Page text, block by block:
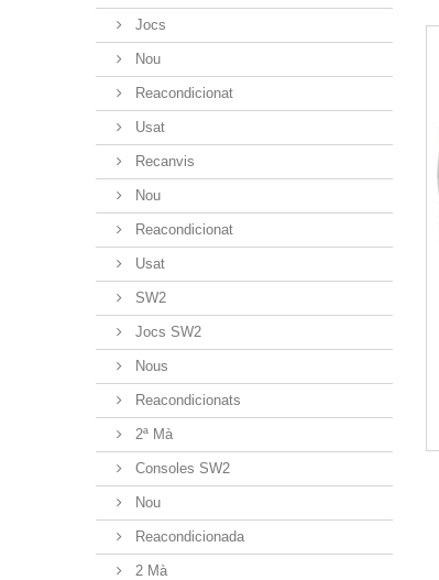
Jocs
Nou
Reacondicionat
Usat
Recanvis
Nou
Reacondicionat
Usat
SW2
Jocs SW2
Nous
Reacondicionats
2ª Mà
Consoles SW2
Nou
Reacondicionada
2 Mà